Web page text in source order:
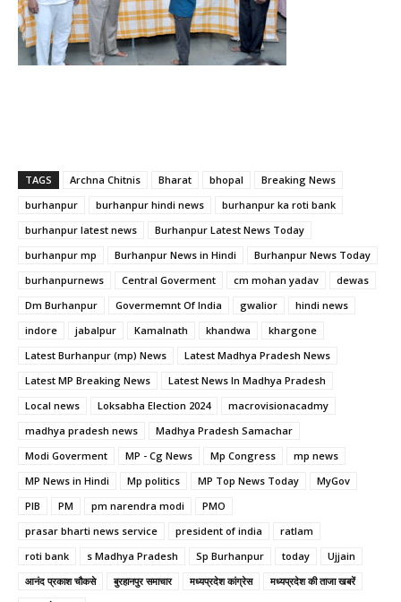
TAGS Archna Chitnis Bharat bhopal
Breaking News
burhanpur
burhanpur hindi news
burhanpur ka roti bank
burhanpur latest news
Burhanpur Latest News Today
burhanpur mp
Burhanpur News in Hindi
Burhanpur News Today
burhanpurnews
Central Goverment cm mohan yadav
dewas
Dm Burhanpur
Govermemnt Of India gwalior
hindi news
indore
jabalpur Kamalnath khandwa
khargone
Latest Burhanpur (mp) News
Latest Madhya Pradesh News
Latest MP Breaking News
Latest News In Madhya Pradesh
Local news
Loksabha Election 2024
macrovisionacadmy
madhya pradesh news
Madhya Pradesh Samachar
Modi Goverment
MP - Cg News Mp Congress
mp news
MP News in Hindi
Mp politics MP Top News Today
MyGov
PIB
PM pm narendra modi
PMO
prasar bharti news service
president of india
ratlam
roti bank
s Madhya Pradesh Sp Burhanpur today
Ujjain
आनंद प्रकाश चौकसे
बुरहानपुर समाचार मध्यप्रदेश कांग्रेस
मध्यप्रदेश की ताजा खबरें